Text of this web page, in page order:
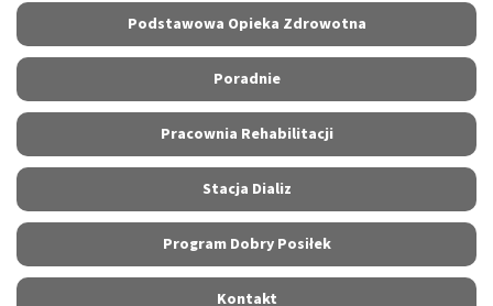
Podstawowa Opieka Zdrowotna
Poradnie
Pracownia Rehabilitacji
Stacja Dializ
Program Dobry Posiłek
Kontakt